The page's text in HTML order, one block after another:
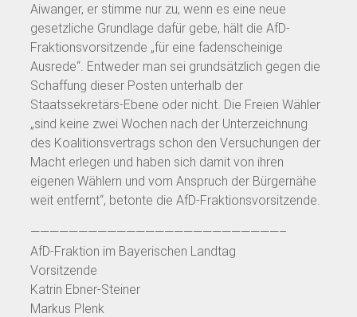
Aiwanger, er stimme nur zu, wenn es eine neue
gesetzliche Grundlage dafür gebe, hält die AfD-
Fraktionsvorsitzende „für eine fadenscheinige
Ausrede“. Entweder man sei grundsätzlich gegen die
Schaffung dieser Posten unterhalb der
Staatssekretärs-Ebene oder nicht. Die Freien Wähler
„sind keine zwei Wochen nach der Unterzeichnung
des Koalitionsvertrags schon den Versuchungen der
Macht erlegen und haben sich damit von ihren
eigenen Wählern und vom Anspruch der Bürgernähe
weit entfernt“, betonte die AfD-Fraktionsvorsitzende.
——————————————————————————–
AfD-Fraktion im Bayerischen Landtag
Vorsitzende
Katrin Ebner-Steiner
Markus Plenk